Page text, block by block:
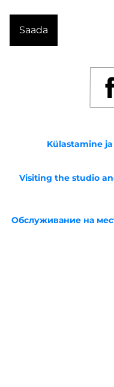
Külastamine
Visiting the studio
Обслуживание на